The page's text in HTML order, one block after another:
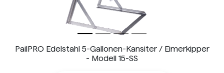
PailPRO Edelstahl 5-Gallonen-Kansiter / Eimerkipper
- Modell 15-SS